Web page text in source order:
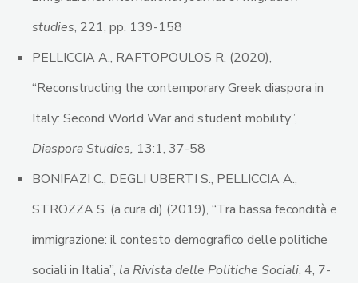
studies, 221, pp. 139-158
PELLICCIA A., RAFTOPOULOS R. (2020),
“Reconstructing the contemporary Greek diaspora in
Italy: Second World War and student mobility”,
Diaspora Studies, 13:1, 37-58
BONIFAZI C., DEGLI UBERTI S., PELLICCIA A.,
STROZZA S. (a cura di) (2019), “Tra bassa fecondità e
immigrazione: il contesto demografico delle politiche
sociali in Italia”, la Rivista delle Politiche Sociali, 4, 7-